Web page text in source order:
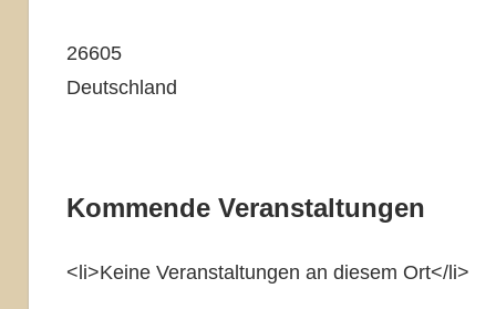
26605
Deutschland
Kommende Veranstaltungen
<li>Keine Veranstaltungen an diesem Ort</li>